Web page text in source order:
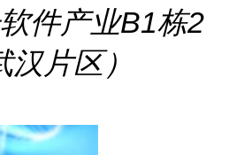
件产业B1栋2
片区）